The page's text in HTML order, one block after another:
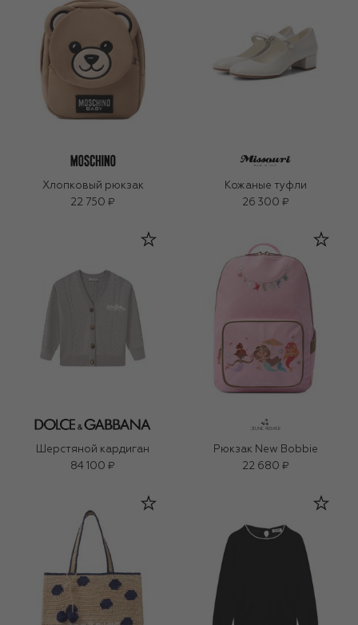
Хлопковый рюкзак
22 750 ₽
Кожаные туфли
26 300 ₽
Шерстяной кардиган
84 100 ₽
Рюкзак New Bobbie
22 680 ₽